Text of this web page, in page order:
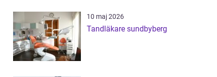
10 maj 2026
Tandläkare sundbyberg